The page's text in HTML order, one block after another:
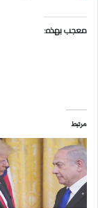
معجب بهذه:
مرتبط